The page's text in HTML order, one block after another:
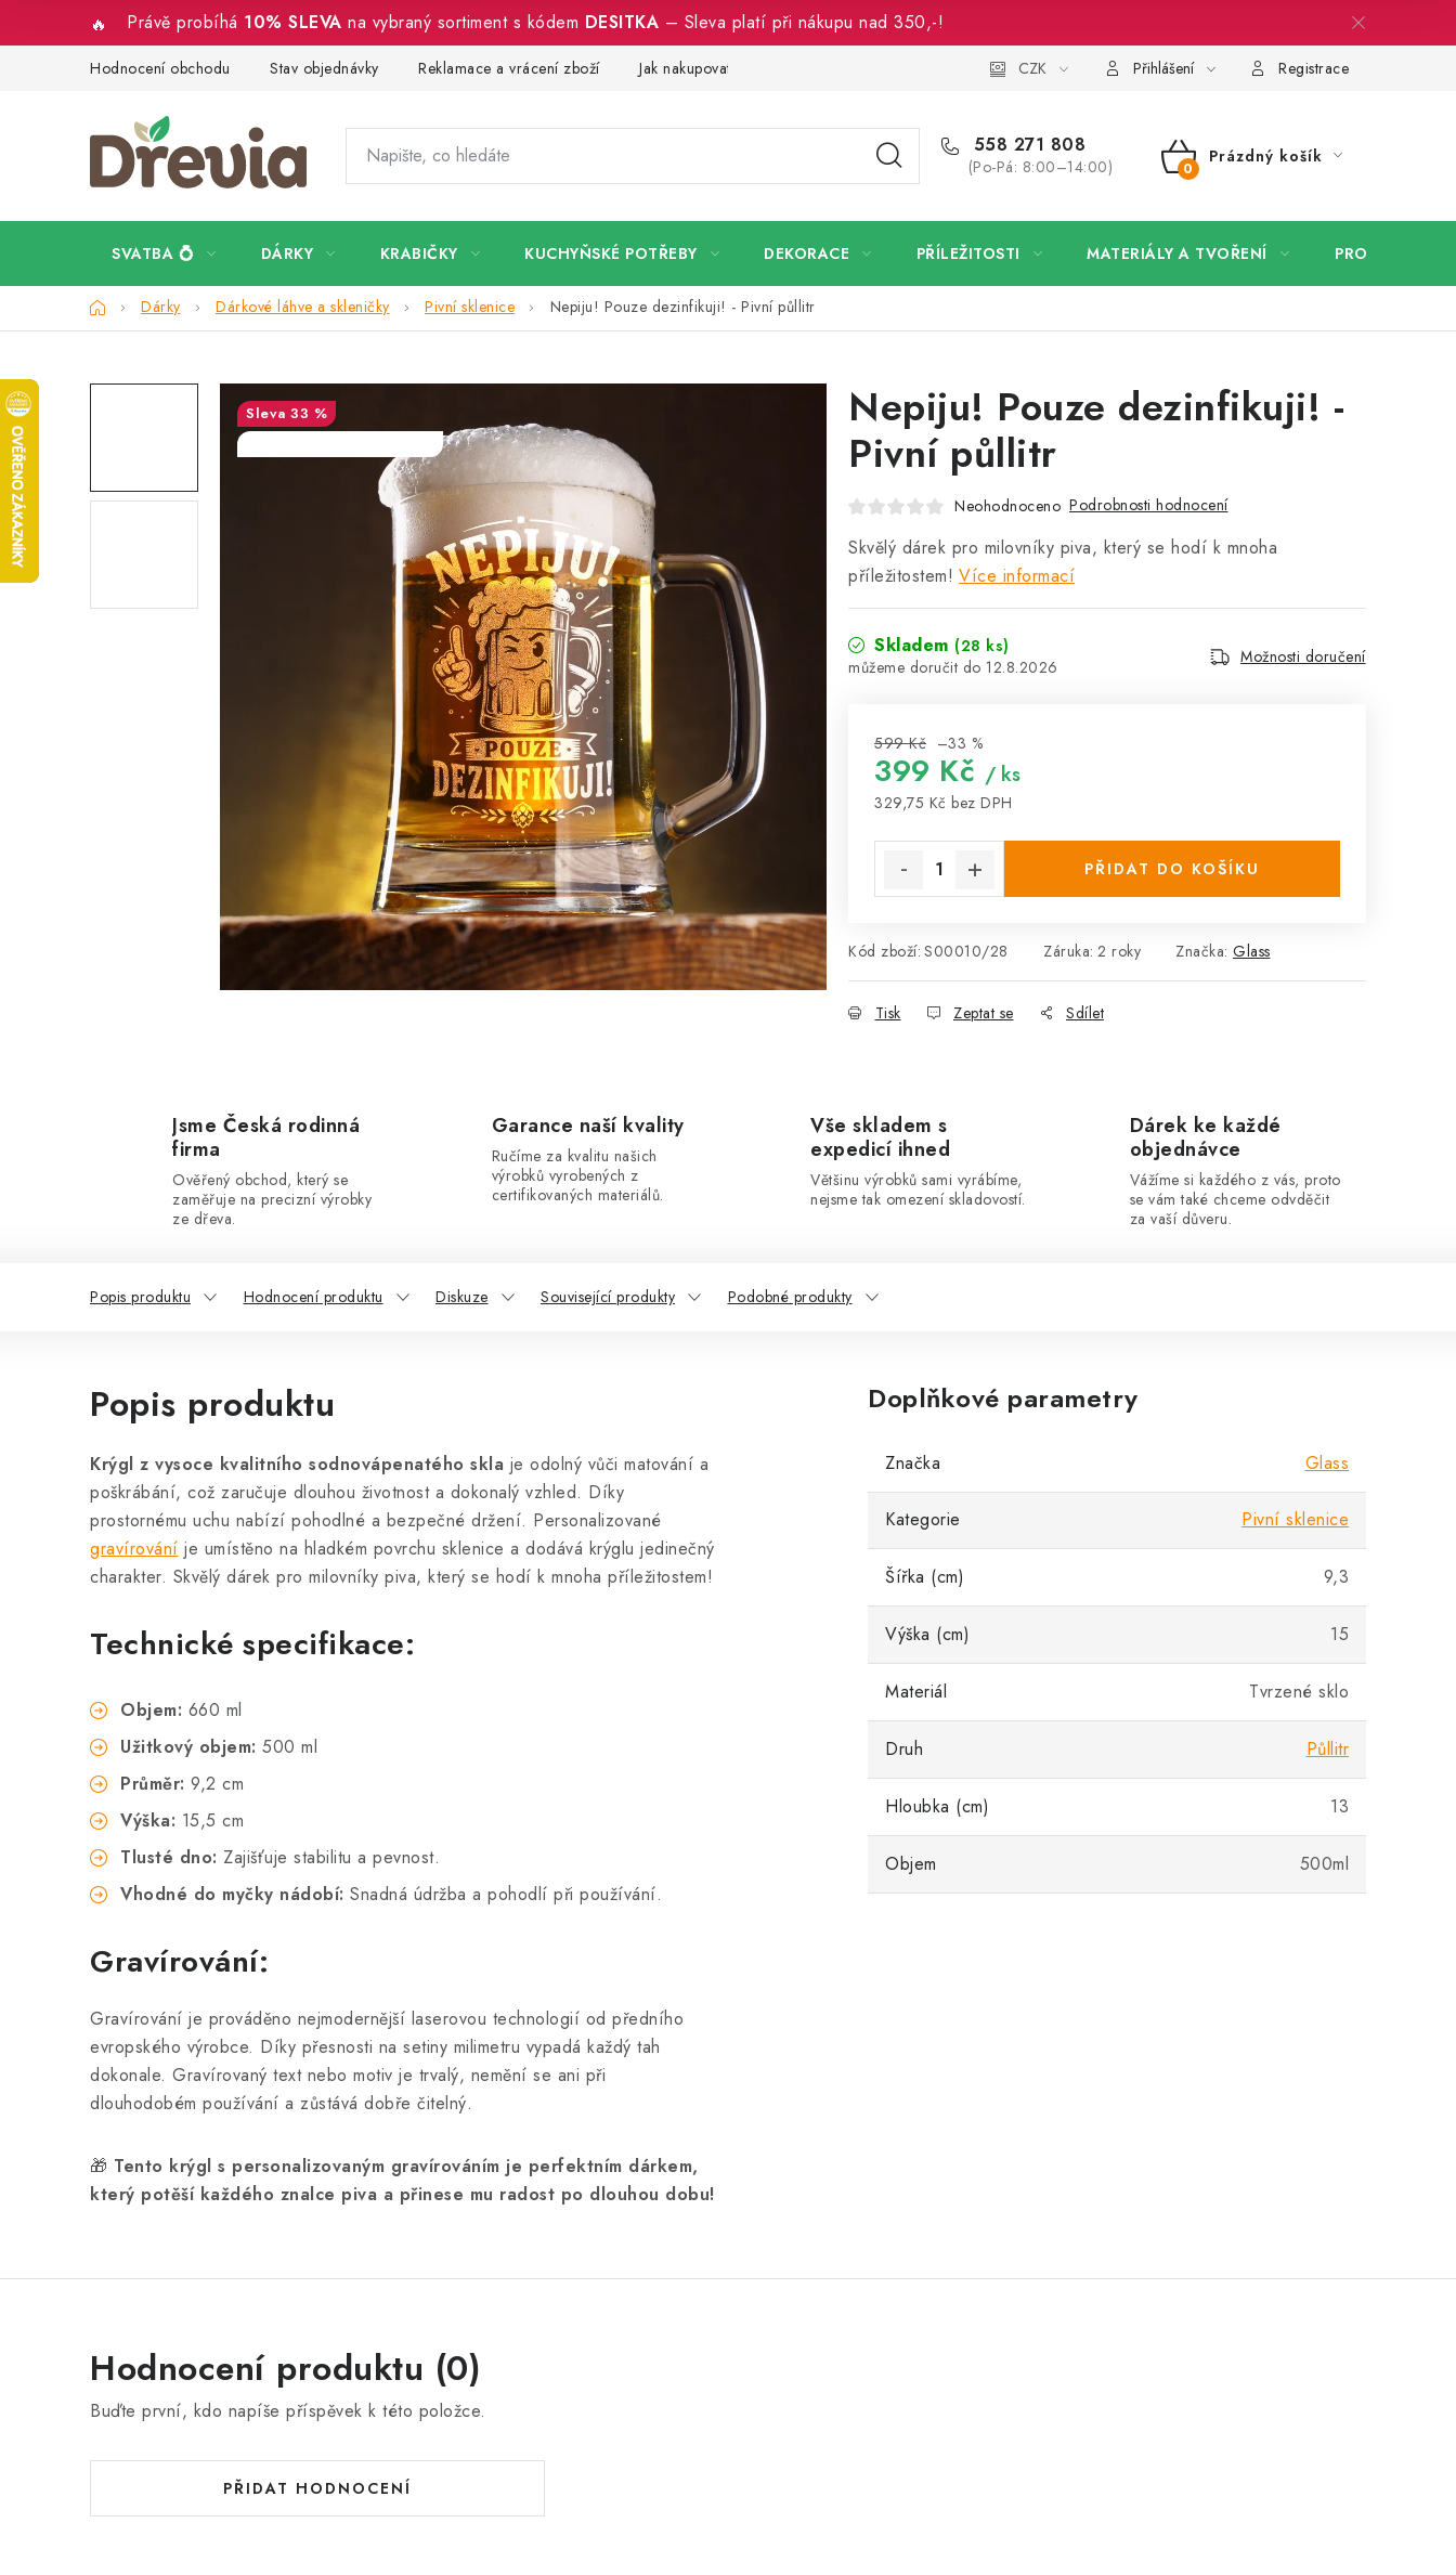
Právě probíhá 10% SLEVA na vybraný sortiment s kódem DESITKA – Sleva platí při nákupu nad 350,-!
Hodnocení obchodu Stav objednávky Reklamace a vrácení zboží Jak nakupovat Pro firmy Velkoobchod Kontakt
CZK Přihlášení Registrace
558 271 808
(Po-Pá: 8:00–14:00)
NÁKUPNÍ
Prázdný košík
SVATBA 💍 DÁRKY KRABIČKY KUCHYŇSKÉ POTŘEBY DEKORACE PŘÍLEŽITOSTI MATERIÁLY A TVOŘENÍ PRO FIRMY
DomůDárky Dárkové láhve a skleničky Pivní sklenice Nepiju! Pouze dezinfikuji! - Pivní půllitr
Nepiju! Pouze dezinfikuji! -
Pivní půllitr
Neohodnoceno Podrobnosti hodnocení
Skvělý dárek pro milovníky piva, který se hodí k mnoha
příležitostem! Více informací
Skladem (28 ks)
12.8.2026
Možnosti doručení
599 Kč –33 %
399 Kč / ks
329,75 Kč bez DPH
PŘIDAT DO KOŠÍKU
Kód zboží: S00010/28 Záruka: 2 roky Značka: Glass
Tisk Zeptat se Sdílet
33 %
Jsme Česká rodinná
firma
Ověřený obchod, který se
zaměřuje na precizní výrobky
ze dřeva.
Garance naší kvality
Ručíme za kvalitu našich
výrobků vyrobených z
certifikovaných materiálů.
Vše skladem s
expedicí ihned
Většinu výrobků sami vyrábíme,
nejsme tak omezení skladovostí.
Dárek ke každé
objednávce
Vážíme si každého z vás, proto
se vám také chceme odvděčit
za vaší důveru.
Popis produktu Hodnocení produktu Diskuze Související produkty Podobné produkty
Popis produktu
Krýgl z vysoce kvalitního sodnovápenatého skla je odolný vůči matování a
poškrábání, což zaručuje dlouhou životnost a dokonalý vzhled. Díky
prostornému uchu nabízí pohodlné a bezpečné držení. Personalizované
gravírování je umístěno na hladkém povrchu sklenice a dodává krýglu jedinečný
charakter. Skvělý dárek pro milovníky piva, který se hodí k mnoha příležitostem!
Technické specifikace:
Objem: 660 ml
Užitkový objem: 500 ml
Průměr: 9,2 cm
Výška: 15,5 cm
Tlusté dno: Zajišťuje stabilitu a pevnost.
Vhodné do myčky nádobí: Snadná údržba a pohodlí při používání.
Gravírování:
Gravírování je prováděno nejmodernější laserovou technologií od předního
evropského výrobce. Díky přesnosti na setiny milimetru vypadá každý tah
dokonale. Gravírovaný text nebo motiv je trvalý, nemění se ani při
dlouhodobém používání a zůstává dobře čitelný.
🎁 Tento krýgl s personalizovaným gravírováním je perfektním dárkem,
který potěší každého znalce piva a přinese mu radost po dlouhou dobu!
Doplňkové parametry
Značka Glass
Kategorie Pivní sklenice
Šířka (cm) 9,3
Výška (cm) 15
Materiál Tvrzené sklo
Druh Půllitr
Hloubka (cm) 13
Objem 500ml
Hodnocení produktu (0)
Buďte první, kdo napíše příspěvek k této položce.
PŘIDAT HODNOCENÍ